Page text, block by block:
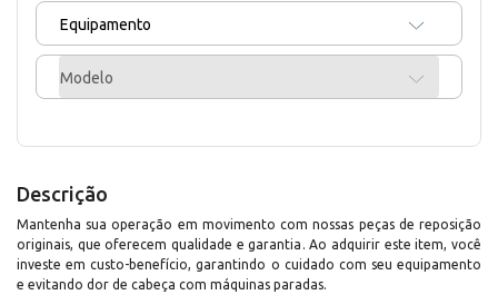
Equipamento
Modelo
Descrição
Mantenha sua operação em movimento com nossas peças de reposição
originais, que oferecem qualidade e garantia. Ao adquirir este item, você
investe em custo-benefício, garantindo o cuidado com seu equipamento
e evitando dor de cabeça com máquinas paradas.